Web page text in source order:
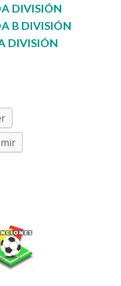
DIVISIÓN
B DIVISIÓN
DIVISIÓN